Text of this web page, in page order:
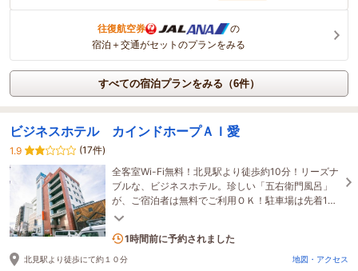
往復航空券
の
宿泊＋交通がセットのプランをみる
すべての宿泊プランをみる（6件）
ビジネスホテル カインドホープＡＩ愛
1.9
(17件)
全客室Wi-Fi無料！北見駅より徒歩約10分！リーズナ
ブルな、ビジネスホテル。珍しい「五右衛門風呂」
が、ご宿泊者は無料でご利用ＯＫ！駐車場は先着15
台まで無料※満車時は有料駐車場へのご案内です。
3名がこの宿を見ています
北見駅より徒歩にて約１０分 地図・アクセス